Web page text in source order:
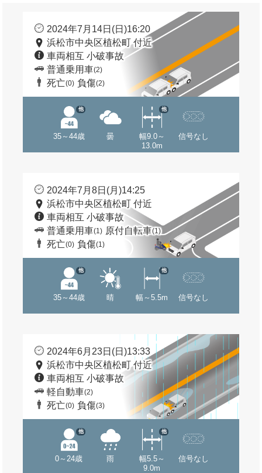
2024年7月14日(日)16:20
浜松市中央区植松町 付近
車両相互 小破事故
普通乗用車(2)
死亡(0) 負傷(2)
35～44歳
他
曇
幅9.0～
13.0m
他
信号なし
2024年7月8日(月)14:25
浜松市中央区植松町 付近
車両相互 小破事故
普通乗用車(1) 原付自転車(1)
死亡(0) 負傷(1)
35～44歳
他
晴 幅～5.5m
他
信号なし
2024年6月23日(日)13:33
浜松市中央区植松町 付近
車両相互 小破事故
軽自動車(2)
死亡(0) 負傷(3)
0～24歳
他
雨
幅5.5～
9.0m
他
信号なし